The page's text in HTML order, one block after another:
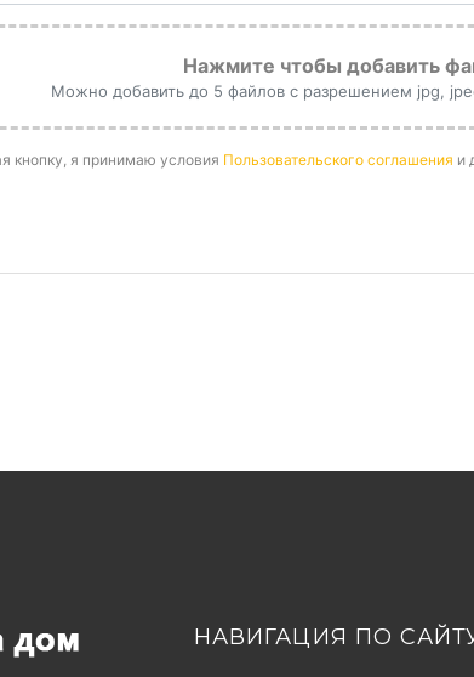
Нажмите чтобы добавить
Можно добавить до 5 файлов с разрешением jpg,
кнопку, я принимаю условия Пользовательского соглашения и
НАВИГАЦИЯ ПО